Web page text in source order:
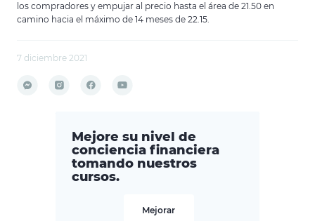
los compradores y empujar al precio hasta el área de 21.50 en
camino hacia el máximo de 14 meses de 22.15.
7 diciembre 2021
Mejore su nivel de
conciencia financiera
tomando nuestros
cursos.
Mejorar